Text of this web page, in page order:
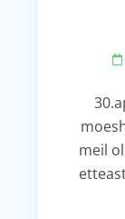
meil